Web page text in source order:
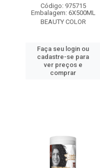
Código: 975715
Embalagem: 6X500ML
BEAUTY COLOR
Faça seu login ou
cadastre-se para
ver preços e
comprar